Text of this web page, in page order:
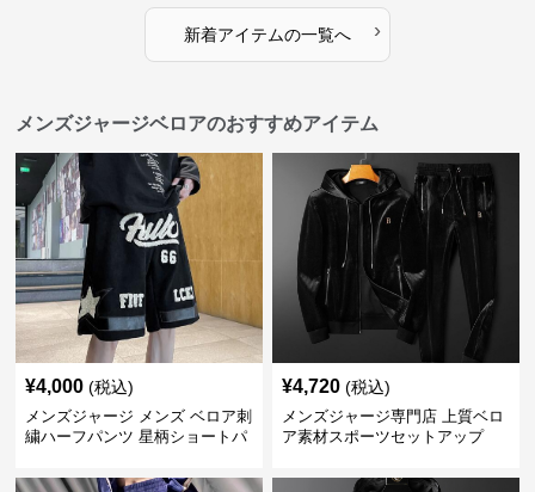
新着アイテムの一覧へ ›
メンズジャージベロアのおすすめアイテム
¥4,000 (税込)
メンズジャージ メンズ ベロア刺
繍ハーフパンツ 星柄ショートパ
¥4,720 (税込)
メンズジャージ専門店 上質ベロ
ア素材スポーツセットアップ